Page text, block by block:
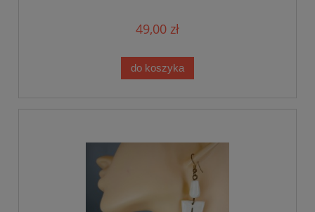
49,00 zł
do koszyka